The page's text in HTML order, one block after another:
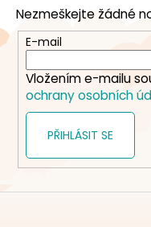
a
t
Nezmeškejte žádné
E-mail
Vložením e-mailu
ochrany osobních
PŘIHLÁSIT SE